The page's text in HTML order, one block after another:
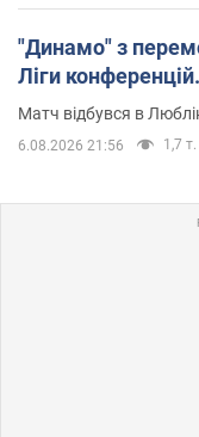
"Динамо" з
Ліги
Матч відбувся в
6.08.2026 21:56 1,7 т.